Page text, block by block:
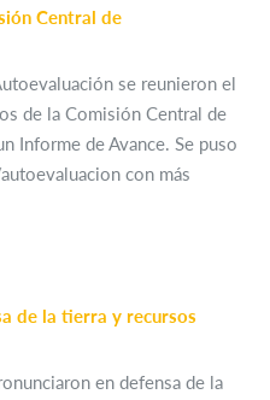
Central de
se reunieron el
de la Comisión Central de
Informe de Avance. Se puso
con más
de la tierra y recursos
en defensa de la